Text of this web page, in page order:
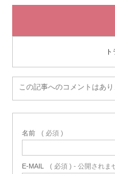
この記事へのコメントはあり
名前 ( 必須 )
E-MAIL ( 必須 ) - 公開されま